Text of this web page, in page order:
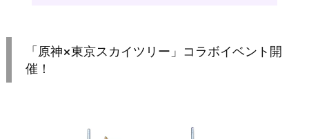
「原神×東京スカイツリー」コラボイベント開
催！